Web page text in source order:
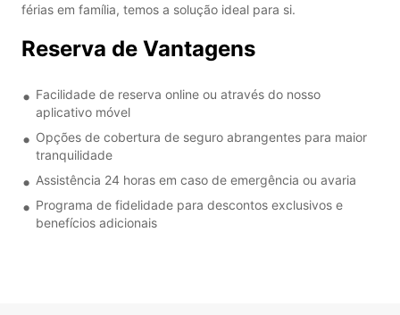
férias em família, temos a solução ideal para si.
Reserva de Vantagens
Facilidade de reserva online ou através do nosso
aplicativo móvel
Opções de cobertura de seguro abrangentes para maior
tranquilidade
Assistência 24 horas em caso de emergência ou avaria
Programa de fidelidade para descontos exclusivos e
benefícios adicionais